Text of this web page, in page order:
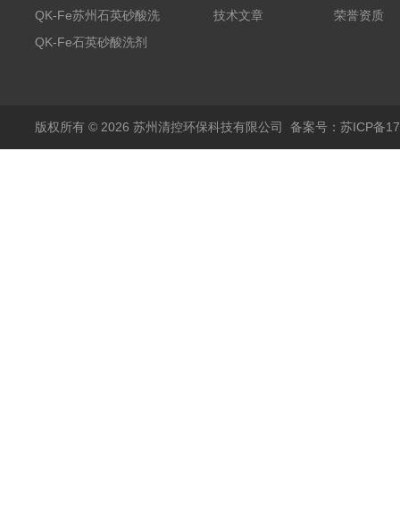
除剂销售
QK-Fe苏州石英砂酸洗
剂
QK-Fe石英砂酸洗剂
技术文章
荣誉资质
版权所有 © 2026 苏州清控环保科技有限公司 备案号：苏ICP备